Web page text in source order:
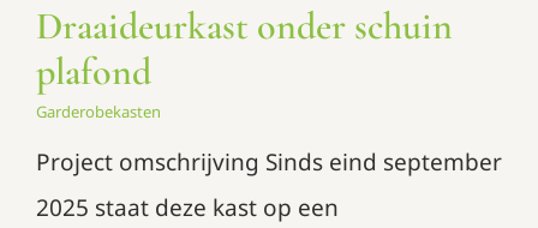
Draaideurkast onder schuin
plafond
Garderobekasten
Project omschrijving Sinds eind september
2025 staat deze kast op een